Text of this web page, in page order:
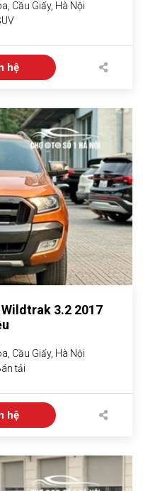
Cầu Giấy, Hà Nội
hệ
Wildtrak 3.2 2017
Cầu Giấy, Hà Nội
tải
hệ